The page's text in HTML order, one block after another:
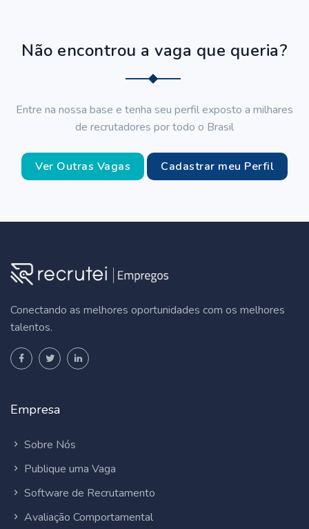
Não encontrou a vaga que queria?
Entre na nossa base e tenha seu perfil exposto a milhares
de recrutadores por todo o Brasil
Ver Outras Vagas Cadastrar meu Perfil
Conectando as melhores oportunidades com os melhores
talentos.
Empresa
Sobre Nós
Publique uma Vaga
Software de Recrutamento
Avaliação Comportamental